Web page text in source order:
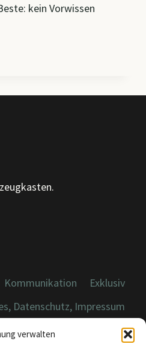
verwalten
kein Vorwissen
Kommunikation
Exklusiv
Datenschutz, Impressum